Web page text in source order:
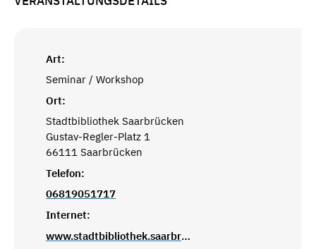
Art:
Seminar / Workshop
Ort:
Stadtbibliothek Saarbrücken
Gustav-Regler-Platz 1
66111 Saarbrücken
Telefon:
06819051717
Internet:
www.stadtbibliothek.saarbruecken.de